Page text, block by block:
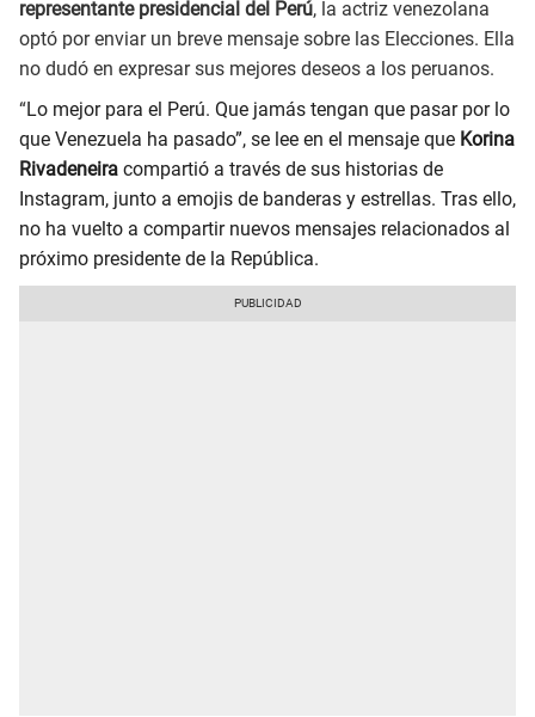
representante presidencial del Perú, la actriz venezolana
optó por enviar un breve mensaje sobre las Elecciones. Ella
no dudó en expresar sus mejores deseos a los peruanos.
“Lo mejor para el Perú. Que jamás tengan que pasar por lo
que Venezuela ha pasado”, se lee en el mensaje que Korina
Rivadeneira compartió a través de sus historias de
Instagram, junto a emojis de banderas y estrellas. Tras ello,
no ha vuelto a compartir nuevos mensajes relacionados al
próximo presidente de la República.